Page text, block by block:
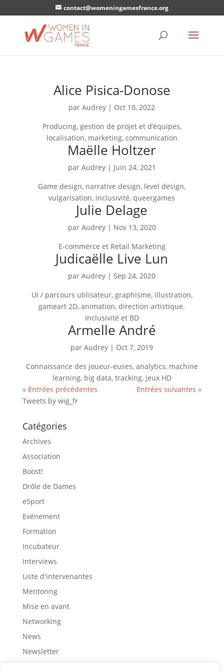
contact@womeningamesfrance.org
Alice Pisica-Donose
parAudrey | Oct 10, 2022
Producing, gestion de projet et d’équipes,
localisation, marketing, communication
Maëlle Holtzer
par Audrey| Juin 24, 2021
Game design, narrative design, level design,
vulgarisation, inclusivité, queergames
Julie Delage
par Audrey| Nov 13, 2020
E-commerce et Retail Marketing
Judicaëlle Live Lun
parAudrey |Sep 24, 2020
UI / parcours utilisateur, graphisme, illustration,
gameart 2D, animation, direction artistique.
Inclusivité et BD
Armelle André
parAudrey | Oct 7, 2019
Connaissance des joueur-euses, analytics, machine
learning, big data, tracking, jeux HD
« Entrées précédentes
Entrées suivantes »
Tweets by wig_fr
Catégories
Archives
Association
Boost!
Drôle de Dames
eSport
Evénement
Formation
Incubateur
Interviews
Liste d'intervenantes
Mentoring
Mise en avant
Networking
News
Newsletter